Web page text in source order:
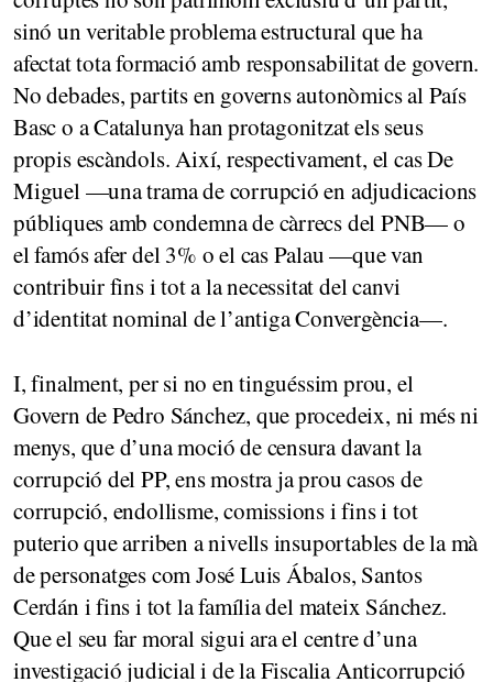
sinó un veritable problema estructural que ha
afectat tota formació amb responsabilitat de govern.
No debades, partits en governs autonòmics al País
Basc o a Catalunya han protagonitzat els seus
propis escàndols. Així, respectivament, el cas De
Miguel —una trama de corrupció en adjudicacions
públiques amb condemna de càrrecs del PNB— o
el famós afer del 3% o el cas Palau —que van
contribuir fins i tot a la necessitat del canvi
d’identitat nominal de l’antiga Convergència—.
I, finalment, per si no en tinguéssim prou, el
Govern de Pedro Sánchez, que procedeix, ni més ni
menys, que d’una moció de censura davant la
corrupció del PP, ens mostra ja prou casos de
corrupció, endollisme, comissions i fins i tot
puterio que arriben a nivells insuportables de la mà
de personatges com José Luis Ábalos, Santos
Cerdán i fins i tot la família del mateix Sánchez.
Que el seu far moral sigui ara el centre d’una
investigació judicial i de la Fiscalia Anticorrupció